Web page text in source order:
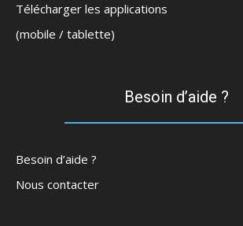
Télécharger les applications
(mobile / tablette)
Besoin d’aide ?
Besoin d’aide ?
Nous contacter